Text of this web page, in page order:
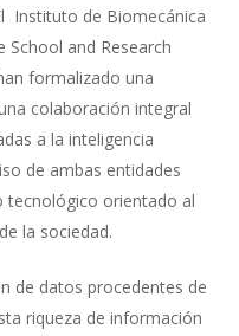
Instituto de Biomecánica
School and Research
formalizado una
colaboración integral
a la inteligencia
de ambas entidades
tecnológico orientado al
la sociedad.
de datos procedentes de
riqueza de información